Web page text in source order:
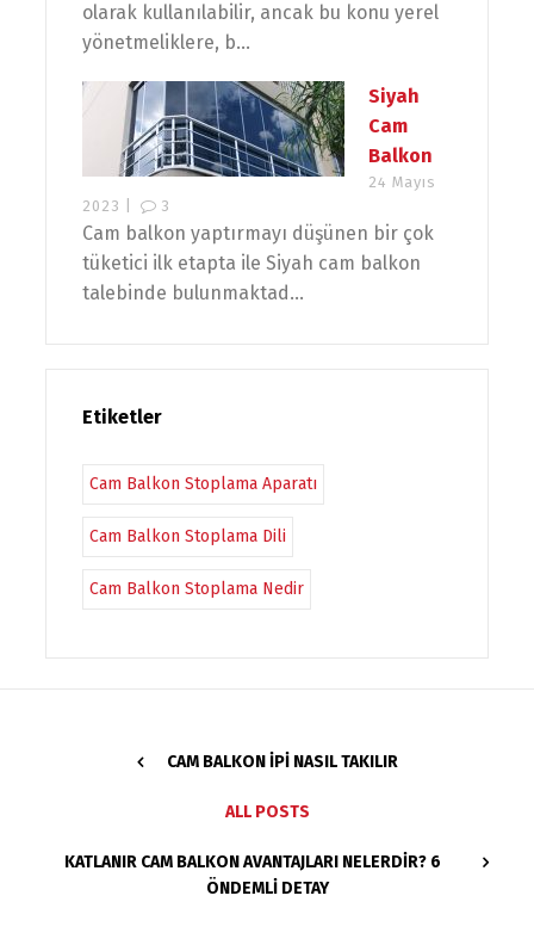
olarak kullanılabilir, ancak bu konu yerel
yönetmeliklere, b...
Siyah
Cam
Balkon
24 Mayıs
2023 |
3
Cam balkon yaptırmayı düşünen bir çok
tüketici ilk etapta ile Siyah cam balkon
talebinde bulunmaktad...
Etiketler
Cam Balkon Stoplama Aparatı
Cam Balkon Stoplama Dili
Cam Balkon Stoplama Nedir
CAM BALKON İPI NASIL TAKILIR
ALL POSTS
KATLANIR CAM BALKON AVANTAJLARI NELERDIR? 6
ÖNDEMLI DETAY